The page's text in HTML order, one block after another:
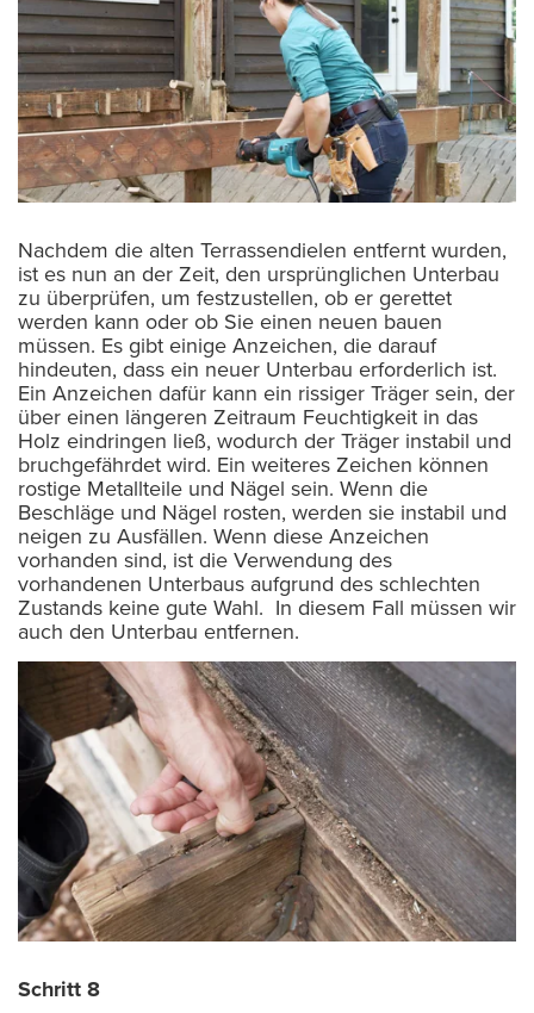
Nachdem die alten Terrassendielen entfernt wurden,
ist es nun an der Zeit, den ursprünglichen Unterbau
zu überprüfen, um festzustellen, ob er gerettet
werden kann oder ob Sie einen neuen bauen
müssen. Es gibt einige Anzeichen, die darauf
hindeuten, dass ein neuer Unterbau erforderlich ist.
Ein Anzeichen dafür kann ein rissiger Träger sein, der
über einen längeren Zeitraum Feuchtigkeit in das
Holz eindringen ließ, wodurch der Träger instabil und
bruchgefährdet wird. Ein weiteres Zeichen können
rostige Metallteile und Nägel sein. Wenn die
Beschläge und Nägel rosten, werden sie instabil und
neigen zu Ausfällen. Wenn diese Anzeichen
vorhanden sind, ist die Verwendung des
vorhandenen Unterbaus aufgrund des schlechten
Zustands keine gute Wahl. In diesem Fall müssen wir
auch den Unterbau entfernen.
Schritt 8